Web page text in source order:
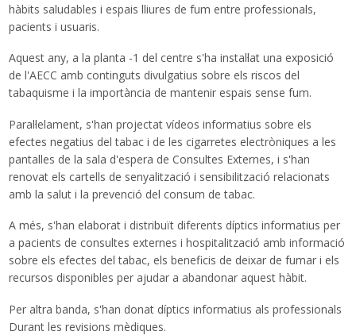
hàbits saludables i espais lliures de fum entre professionals,
pacients i usuaris.
Aquest any, a la planta -1 del centre s'ha instal·lat una exposició
de l'AECC amb continguts divulgatius sobre els riscos del
tabaquisme i la importància de mantenir espais sense fum.
Paral·lelament, s'han projectat vídeos informatius sobre els
efectes negatius del tabac i de les cigarretes electròniques a les
pantalles de la sala d'espera de Consultes Externes, i s'han
renovat els cartells de senyalització i sensibilització relacionats
amb la salut i la prevenció del consum de tabac.
A més, s'han elaborat i distribuït diferents díptics informatius per
a pacients de consultes externes i hospitalització amb informació
sobre els efectes del tabac, els beneficis de deixar de fumar i els
recursos disponibles per ajudar a abandonar aquest hàbit.
Per altra banda, s'han donat díptics informatius als professionals
Durant les revisions mèdiques.